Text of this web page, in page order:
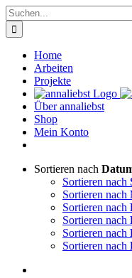
Zum
Inhalt
springen
Suche
nach:
Home
Arbeiten
Projekte
Über annaliebst
Shop
Mein Konto
Sortieren nach
Sortieren nach
Sortieren nach
Sortieren nach
Sortieren nach
Sortieren nach
Sortieren nach